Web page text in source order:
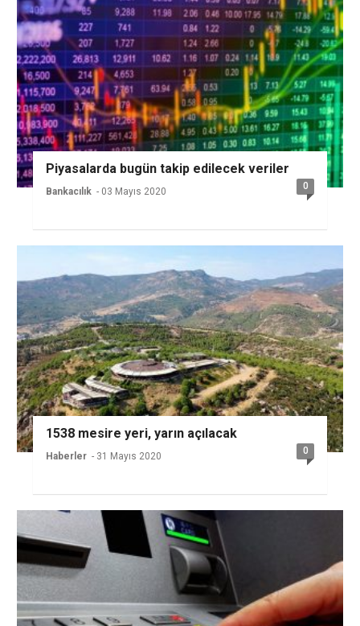
Piyasalarda bugün takip edilecek veriler
Bankacılık - 03 Mayıs 2020 0
1538 mesire yeri, yarın açılacak
Haberler - 31 Mayıs 2020 0